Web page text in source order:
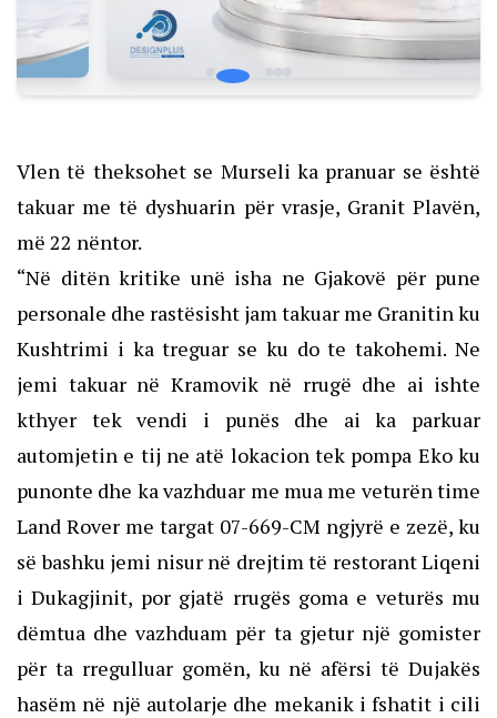
Vlen të theksohet se Murseli ka pranuar se është
takuar me të dyshuarin për vrasje, Granit Plavën,
më 22 nëntor.
“Në ditën kritike unë isha ne Gjakovë për pune
personale dhe rastësisht jam takuar me Granitin ku
Kushtrimi i ka treguar se ku do te takohemi. Ne
jemi takuar në Kramovik në rrugë dhe ai ishte
kthyer tek vendi i punës dhe ai ka parkuar
automjetin e tij ne atë lokacion tek pompa Eko ku
punonte dhe ka vazhduar me mua me veturën time
Land Rover me targat 07-669-CM ngjyrë e zezë, ku
së bashku jemi nisur në drejtim të restorant Liqeni
i Dukagjinit, por gjatë rrugës goma e veturës mu
dëmtua dhe vazhduam për ta gjetur një gomister
për ta rregulluar gomën, ku në afërsi të Dujakës
hasëm në një autolarje dhe mekanik i fshatit i cili